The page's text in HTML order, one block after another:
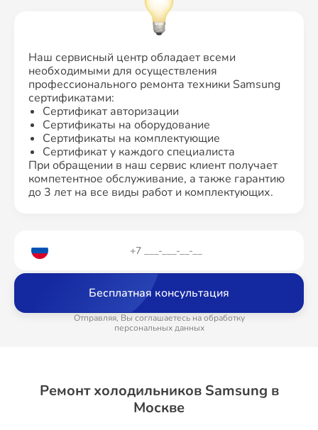
Наш сервисный центр обладает всеми
необходимыми для осуществления
профессионального ремонта техники Samsung
сертификатами:
Сертификат авторизации
Сертификаты на оборудование
Сертификаты на комплектующие
Сертификат у каждого специалиста
При обращении в наш сервис клиент получает
компетентное обслуживание, а также гарантию
до 3 лет на все виды работ и комплектующих.
Бесплатная консультация
Отправляя, Вы соглашаетесь на обработку
персональных данных
Ремонт холодильников Samsung в
Москве